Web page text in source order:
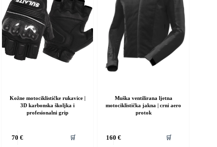
stranici
proizvoda
Kožne motociklističke rukavice |
3D karbonska školjka i
profesionalni grip
70€ 🛒
Muška ventilirana ljetna
motociklistička jakna | crni aero
protok
160 € 🛒
proizvod